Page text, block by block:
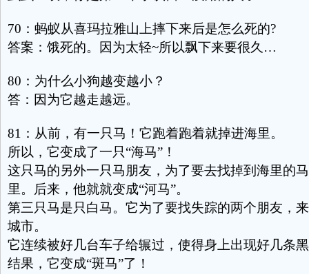
70：蚂蚁从喜玛拉雅山上摔下来后是怎么死的?
答案：饿死的。因为太轻~所以飘下来要很久…
80：为什么小狗越变越小？
答：因为它越走越远。
81：从前，有一只马！它跑着跑着就掉进海里。
所以，它变成了一只“海马”！
这只马的另外一只马朋友，为了要去找掉到海里的
里。后来，他就就变成“河马”。
第三只马是只白马。它为了要找失踪的两个朋友，
城市。
它连续被好几台车子给辗过，使得身上出现好几条
结果，它变成“斑马”了！